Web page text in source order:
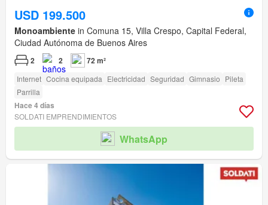
USD 199.500
Monoambiente in Comuna 15, Villa Crespo, Capital Federal,
Ciudad Autónoma de Buenos Aires
2 2 72 m²
Internet Cocina equipada Electricidad Seguridad Gimnasio Pileta
Parrilla
Hace 4 días
SOLDATI EMPRENDIMIENTOS
WhatsApp